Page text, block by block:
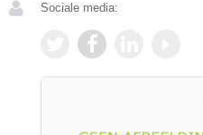
Sociale media: